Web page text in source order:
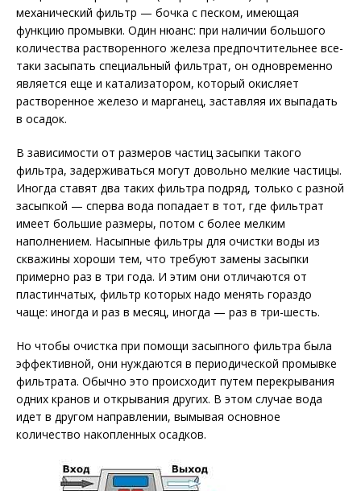
механический фильтр — бочка с песком, имеющая
функцию промывки. Один нюанс: при наличии большого
количества растворенного железа предпочтительнее все-
таки засыпать специальный фильтрат, он одновременно
является еще и катализатором, который окисляет
растворенное железо и марганец, заставляя их выпадать
в осадок.
В зависимости от размеров частиц засыпки такого
фильтра, задерживаться могут довольно мелкие частицы.
Иногда ставят два таких фильтра подряд, только с разной
засыпкой — сперва вода попадает в тот, где фильтрат
имеет большие размеры, потом с более мелким
наполнением. Насыпные фильтры для очистки воды из
скважины хороши тем, что требуют замены засыпки
примерно раз в три года. И этим они отличаются от
пластинчатых, фильтр которых надо менять гораздо
чаще: иногда и раз в месяц, иногда — раз в три-шесть.
Но чтобы очистка при помощи засыпного фильтра была
эффективной, они нуждаются в периодической промывке
фильтрата. Обычно это происходит путем перекрывания
одних кранов и открывания других. В этом случае вода
идет в другом направлении, вымывая основное
количество накопленных осадков.